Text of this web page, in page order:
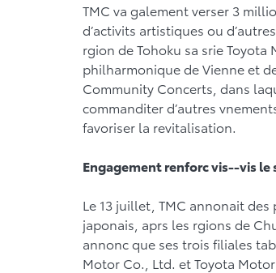
TMC va galement verser 3
d’activits artistiques ou
rgion de Tohoku sa srie Toyota
philharmonique de Vienne et
Community Concerts, dans
commanditer d’autres
favoriser la revitalisation.
Engagement renforc vis--vis
Le 13 juillet, TMC annonait
japonais, aprs les rgions de
annonc que ses trois filiales
Motor Co., Ltd. et Toyota